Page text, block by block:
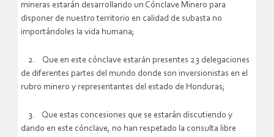
mineras estarán desarrollando un Cónclave Minero para
disponer de nuestro territorio en calidad de subasta no
importándoles la vida humana;
2. Que en este cónclave estarán presentes 23 delegaciones
de diferentes partes del mundo donde son inversionistas en el
rubro minero y representantes del estado de Honduras;
3. Que estas concesiones que se estarán discutiendo y
dando en este cónclave, no han respetado la consulta libre